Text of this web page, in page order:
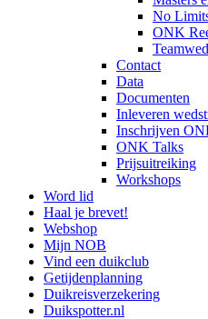
No
ONK
Contact
Data
Documenten
Inleveren
Inschrijven
ONK Talks
Prijsuitreiking
Workshops
Word lid
Haal je brevet!
Webshop
Mijn NOB
Vind een duikclub
Getijdenplanning
Duikreisverzekering
Duikspotter.nl